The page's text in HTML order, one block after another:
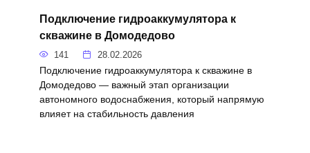
Подключение гидроаккумулятора к
скважине в Домодедово
141 28.02.2026
Подключение гидроаккумулятора к скважине в
Домодедово — важный этап организации
автономного водоснабжения, который напрямую
влияет на стабильность давления